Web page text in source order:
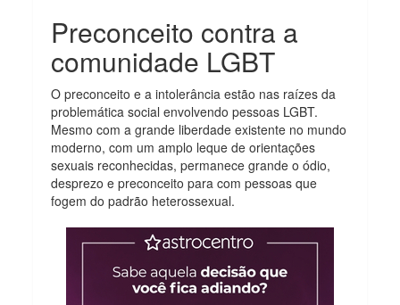
Preconceito contra a
comunidade LGBT
O preconceito e a intolerância estão nas raízes da
problemática social envolvendo pessoas LGBT.
Mesmo com a grande liberdade existente no mundo
moderno, com um amplo leque de orientações
sexuais reconhecidas, permanece grande o ódio,
desprezo e preconceito para com pessoas que
fogem do padrão heterossexual.